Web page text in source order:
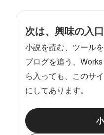
次は、興味の入
小説を読む、ツール
ブログを追う、
ら入っても、このサ
にしてあります。